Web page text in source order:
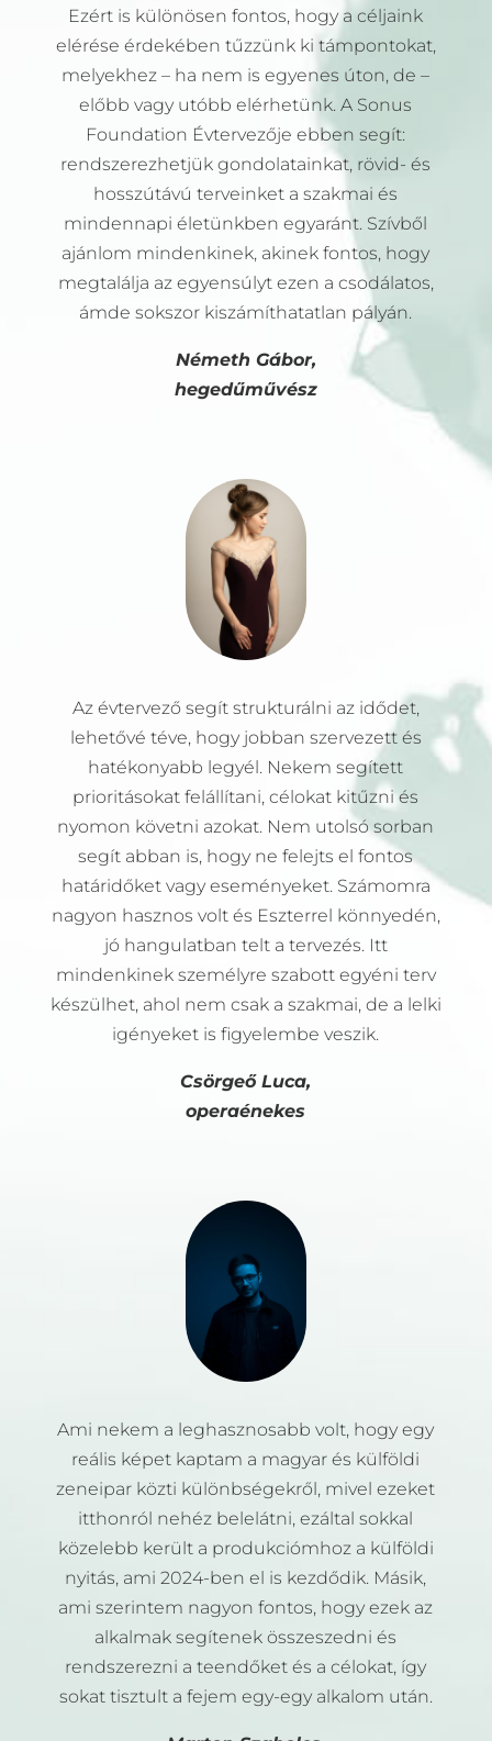
Ezért is különösen fontos, hogy a céljaink
elérése érdekében tűzzünk ki támpontokat,
melyekhez – ha nem is egyenes úton, de –
előbb vagy utóbb elérhetünk. A Sonus
Foundation Évtervezője ebben segít:
rendszerezhetjük gondolatainkat, rövid- és
hosszútávú terveinket a szakmai és
mindennapi életünkben egyaránt. Szívből
ajánlom mindenkinek, akinek fontos, hogy
megtalálja az egyensúlyt ezen a csodálatos,
ámde sokszor kiszámíthatatlan pályán.
Németh Gábor,
hegedűművész
Az évtervező segít strukturálni az idődet,
lehetővé téve, hogy jobban szervezett és
hatékonyabb legyél. Nekem segített
prioritásokat felállítani, célokat kitűzni és
nyomon követni azokat. Nem utolsó sorban
segít abban is, hogy ne felejts el fontos
határidőket vagy eseményeket. Számomra
nagyon hasznos volt és Eszterrel könnyedén,
jó hangulatban telt a tervezés. Itt
mindenkinek személyre szabott egyéni terv
készülhet, ahol nem csak a szakmai, de a lelki
igényeket is figyelembe veszik.
Csörgeő Luca,
operaénekes
Ami nekem a leghasznosabb volt, hogy egy
reális képet kaptam a magyar és külföldi
zeneipar közti különbségekről, mivel ezeket
itthonról nehéz belelátni, ezáltal sokkal
közelebb került a produkciómhoz a külföldi
nyitás, ami 2024-ben el is kezdődik. Másik,
ami szerintem nagyon fontos, hogy ezek az
alkalmak segítenek összeszedni és
rendszerezni a teendőket és a célokat, így
sokat tisztult a fejem egy-egy alkalom után.